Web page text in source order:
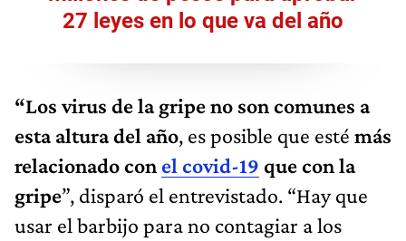
27 leyes en lo que va del año
“Los virus de la gripe no son comunes a
esta altura del año, es posible que esté más
relacionado con el covid-19 que con la
gripe”, disparó el entrevistado. “Hay que
usar el barbijo para no contagiar a los